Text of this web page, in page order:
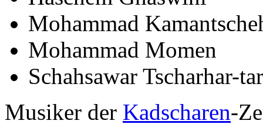
Mohammad
Mohammad Momen
Schahsawar Tscharhar-
Musiker der Kadscharen-